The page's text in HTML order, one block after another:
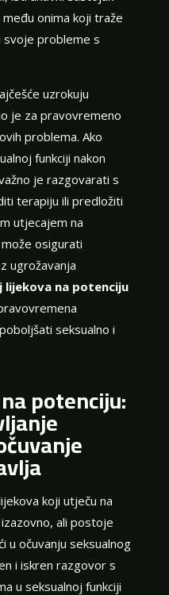
onima koji traže
svoje probleme s
uzrokuju
je za pravovremeno
problema. Ako
funkciji nakon
je razgovarati s
terapiju ili predložiti
utjecajem na
osigurati
ugrožavanja
lijekova na potenciju
seksualno i
potenciju:
koji utječu na
ali postoje
u očuvanju seksualnog
i iskren razgovor s
u seksualnoj funkciji